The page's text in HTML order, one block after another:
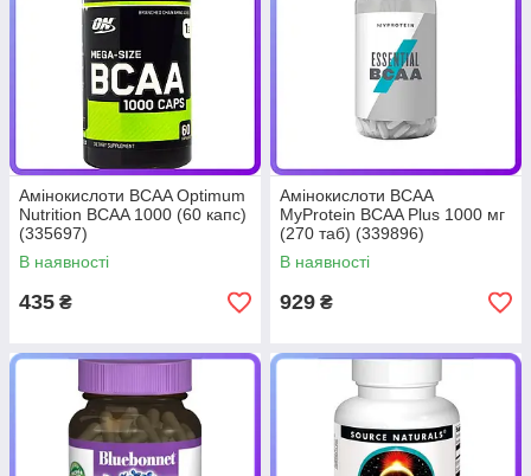
Амінокислоти BCAA Optimum
Nutrition BCAA 1000 (60 капс)
(335697)
В наявності
435 ₴
Амінокислоти BCAA
MyProtein BCAA Plus 1000 мг
(270 таб) (339896)
В наявності
929 ₴